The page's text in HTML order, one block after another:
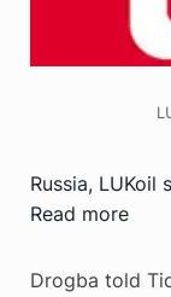
Russia,
Read more
Drogba told